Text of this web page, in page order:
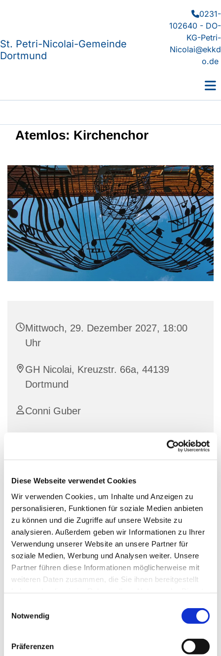
Diese Webseite verwendet Cookies
Wir verwenden Cookies, um Inhalte und Anzeigen zu
personalisieren, Funktionen für soziale Medien anbieten
zu können und die Zugriffe auf unsere Website zu
analysieren. Außerdem geben wir Informationen zu Ihrer
Verwendung unserer Website an unsere Partner für
soziale Medien, Werbung und Analysen weiter. Unsere
Partner führen diese Informationen möglicherweise mit
weiteren Daten zusammen, die Sie ihnen bereitgestellt
Notwendig
Präferenzen
St. Petri-Nicolai-Gemeinde
Dortmund
0231-
102640 - DO-
KG-Petri-
Nicolai@ekkd
o.de
Atemlos: Kirchenchor
Mittwoch, 29. Dezember 2027, 18:00
Uhr
GH Nicolai, Kreuzstr. 66a, 44139
Dortmund
Conni Guber